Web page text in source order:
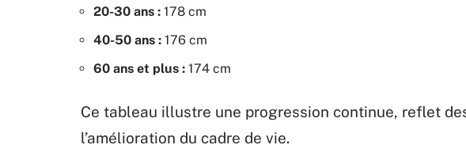
20-30 ans : 178 cm
40-50 ans : 176 cm
60 ans et plus : 174 cm
Ce tableau illustre une progression continue, reflet
l’amélioration du cadre de vie.